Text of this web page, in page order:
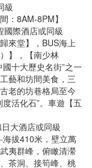
級
：8AM-8PM】
際酒店或同級
來堂】，BUS海上
】，【南少林
十大歷史名街”之一
藝和坊間美食，三
老的坊巷格局至今
活化石”。車遊【五
大酒店或同級
拔410米，壁立萬
夷群峰，俯瞰清瀠
茶洞、接筍峰、桃